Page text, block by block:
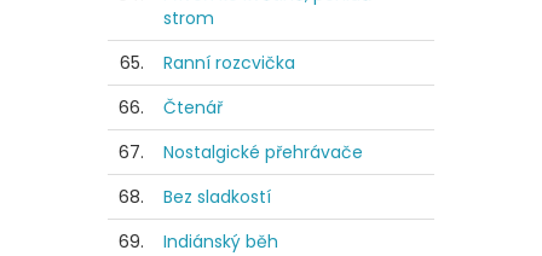
strom
65.
Ranní rozcvička
66.
Čtenář
67.
Nostalgické přehrávače
68.
Bez sladkostí
69.
Indiánský běh